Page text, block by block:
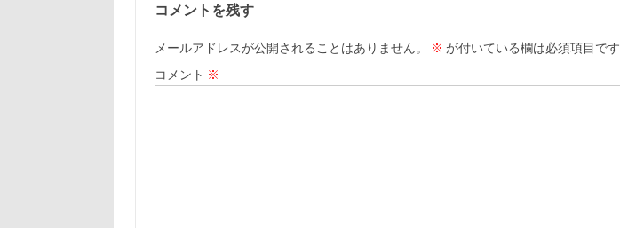
コメントを残す
メールアドレスが公開されることはありません。 ※ が付いている欄は必須項目です
コメント ※